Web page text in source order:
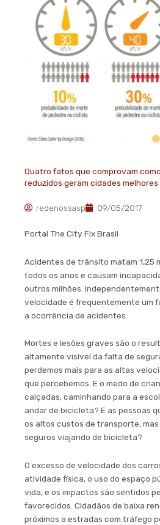
Quatro fatos que comprovam
reduzidos geram cidades melhores
redenossasp 09/05/2017
Portal The City Fix Brasil
Acidentes de trânsito matam 1,25
todos os anos e causam
outros milhões.
velocidade é frequentemente um
a ocorrência de acidentes.
Mortes e lesões graves são o
altamente visível da falta de
perdemos mais para as altas
que percebemos. E o medo de
calçadas, caminhando para a
andar de bicicleta? E as pessoas
os altos custos de transporte,
seguros viajando de bicicleta?
O excesso de velocidade dos
atividade física, o uso do espaço
vida, e os impactos são sentidos
favorecidos. Cidadãos de baixa
próximos a estradas com tráfego